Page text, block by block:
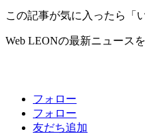
この記事が気に入ったら「
Web LEONの最新ニュース
フォロー
フォロー
友だち追加